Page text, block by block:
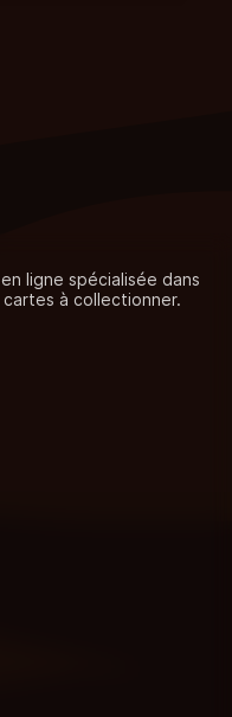
ligne spécialisée dans
à collectionner.